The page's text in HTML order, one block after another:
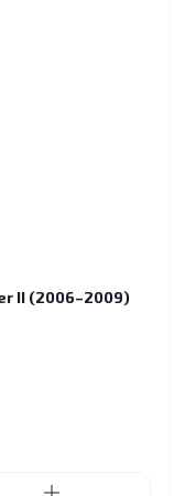
II (2006–2009)